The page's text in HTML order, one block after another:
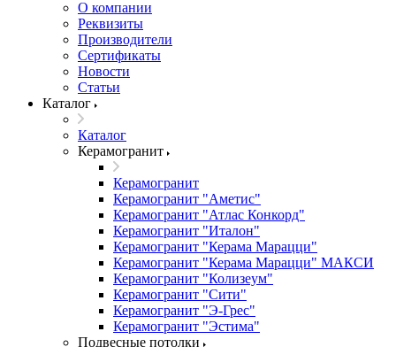
О компании
Реквизиты
Производители
Сертификаты
Новости
Статьи
Каталог
Каталог
Керамогранит
Керамогранит
Керамогранит "Аметис"
Керамогранит "Атлас Конкорд"
Керамогранит "Италон"
Керамогранит "Керама Марацци"
Керамогранит "Керама Марацци" МАКСИ
Керамогранит "Колизеум"
Керамогранит "Сити"
Керамогранит "Э-Грес"
Керамогранит "Эстима"
Подвесные потолки